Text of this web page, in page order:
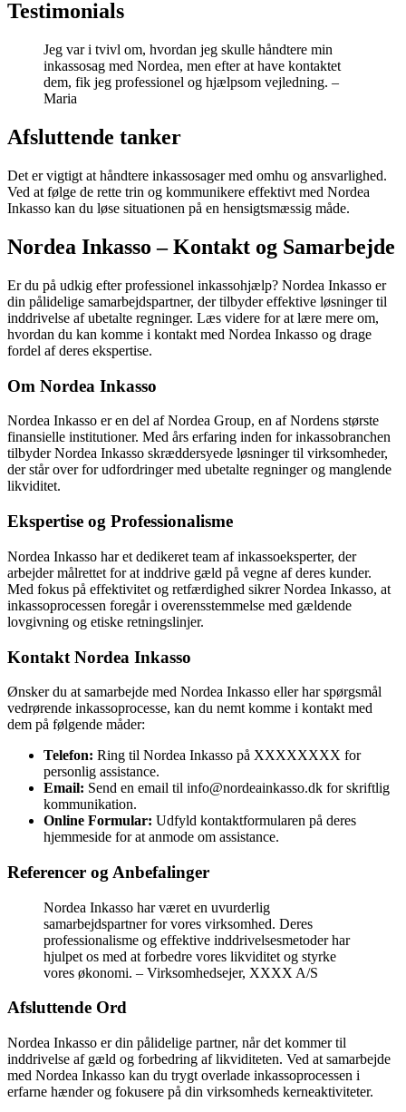
Testimonials
Jeg var i tvivl om, hvordan jeg skulle håndtere min
inkassosag med Nordea, men efter at have kontaktet
dem, fik jeg professionel og hjælpsom vejledning. –
Maria
Afsluttende tanker
Det er vigtigt at håndtere inkassosager med omhu og ansvarlighed.
Ved at følge de rette trin og kommunikere effektivt med Nordea
Inkasso kan du løse situationen på en hensigtsmæssig måde.
Nordea Inkasso – Kontakt og Samarbejde
Er du på udkig efter professionel inkassohjælp? Nordea Inkasso er
din pålidelige samarbejdspartner, der tilbyder effektive løsninger til
inddrivelse af ubetalte regninger. Læs videre for at lære mere om,
hvordan du kan komme i kontakt med Nordea Inkasso og drage
fordel af deres ekspertise.
Om Nordea Inkasso
Nordea Inkasso er en del af Nordea Group, en af Nordens største
finansielle institutioner. Med års erfaring inden for inkassobranchen
tilbyder Nordea Inkasso skræddersyede løsninger til virksomheder,
der står over for udfordringer med ubetalte regninger og manglende
likviditet.
Ekspertise og Professionalisme
Nordea Inkasso har et dedikeret team af inkassoeksperter, der
arbejder målrettet for at inddrive gæld på vegne af deres kunder.
Med fokus på effektivitet og retfærdighed sikrer Nordea Inkasso, at
inkassoprocessen foregår i overensstemmelse med gældende
lovgivning og etiske retningslinjer.
Kontakt Nordea Inkasso
Ønsker du at samarbejde med Nordea Inkasso eller har spørgsmål
vedrørende inkassoprocesse, kan du nemt komme i kontakt med
dem på følgende måder:
Telefon: Ring til Nordea Inkasso på XXXXXXXX for
personlig assistance.
Email: Send en email til info@nordeainkasso.dk for skriftlig
kommunikation.
Online Formular: Udfyld kontaktformularen på deres
hjemmeside for at anmode om assistance.
Referencer og Anbefalinger
Nordea Inkasso har været en uvurderlig
samarbejdspartner for vores virksomhed. Deres
professionalisme og effektive inddrivelsesmetoder har
hjulpet os med at forbedre vores likviditet og styrke
vores økonomi. – Virksomhedsejer, XXXX A/S
Afsluttende Ord
Nordea Inkasso er din pålidelige partner, når det kommer til
inddrivelse af gæld og forbedring af likviditeten. Ved at samarbejde
med Nordea Inkasso kan du trygt overlade inkassoprocessen i
erfarne hænder og fokusere på din virksomheds kerneaktiviteter.